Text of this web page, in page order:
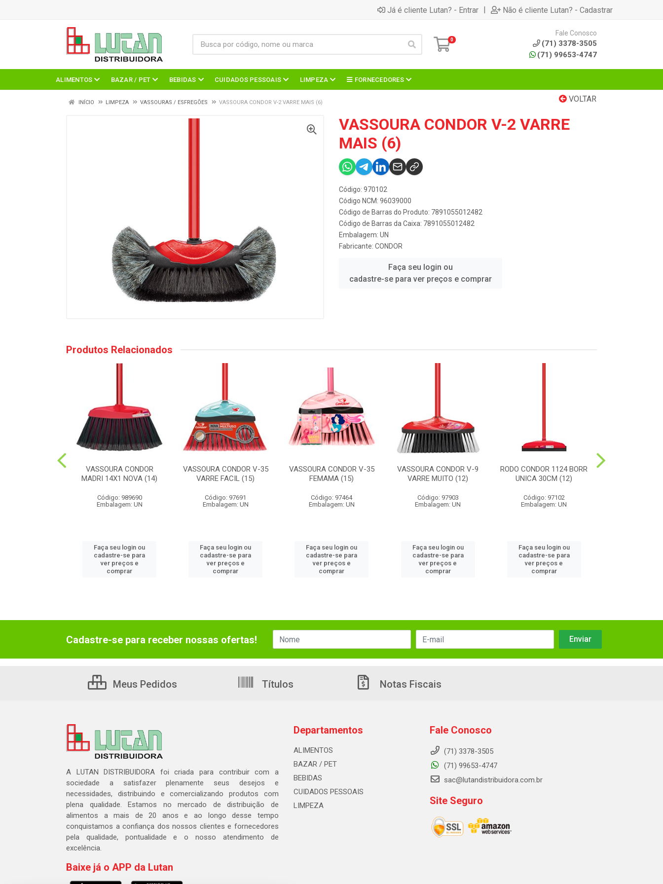
Já é cliente Lutan? - Entrar | Não é cliente Lutan? - Cadastrar
0
Fale Conosco
(71) 3378-3505
(71) 99653-4747
ALIMENTOS BAZAR / PET BEBIDAS CUIDADOS PESSOAIS LIMPEZA FORNECEDORES
VOLTAR
INÍCIO LIMPEZA VASSOURAS / ESFREGÕES VASSOURA CONDOR V-2 VARRE MAIS (6)
VASSOURA CONDOR V-2 VARRE
MAIS (6)
Código: 970102
Código NCM: 96039000
Código de Barras do Produto: 7891055012482
Código de Barras da Caixa: 7891055012482
Embalagem: UN
Fabricante: CONDOR
Faça seu login ou
cadastre-se para ver preços e comprar
Produtos Relacionados
VASSOURA CONDOR
MADRI 14X1 NOVA (14)
Código: 989690
Embalagem: UN
Faça seu login ou
cadastre-se para
ver preços e
comprar
VASSOURA CONDOR V-35
VARRE FACIL (15)
Código: 97691
Embalagem: UN
Faça seu login ou
cadastre-se para
ver preços e
comprar
VASSOURA CONDOR V-35
FEMAMA (15)
Código: 97464
Embalagem: UN
Faça seu login ou
cadastre-se para
ver preços e
comprar
VASSOURA CONDOR V-9
VARRE MUITO (12)
Código: 97903
Embalagem: UN
Faça seu login ou
cadastre-se para
ver preços e
comprar
RODO CONDOR 1124 BORR
UNICA 30CM (12)
Código: 97102
Embalagem: UN
Faça seu login ou
cadastre-se para
ver preços e
comprar
Cadastre-se para receber nossas ofertas!
Meus Pedidos Títulos Notas Fiscais
A LUTAN DISTRIBUIDORA foi criada para contribuir com a
sociedade a satisfazer plenamente seus desejos e
necessidades, distribuindo e comercializando produtos com
plena qualidade. Estamos no mercado de distribuição de
alimentos a mais de 20 anos e ao longo desse tempo
conquistamos a confiança dos nossos clientes e fornecedores
pela qualidade, pontualidade e o nosso atendimento de
excelência.
Baixe já o APP da Lutan
Departamentos
ALIMENTOS
BAZAR / PET
BEBIDAS
CUIDADOS PESSOAIS
LIMPEZA
Fale Conosco
(71) 3378-3505
(71) 99653-4747
sac@lutandistribuidora.com.br
Site Seguro